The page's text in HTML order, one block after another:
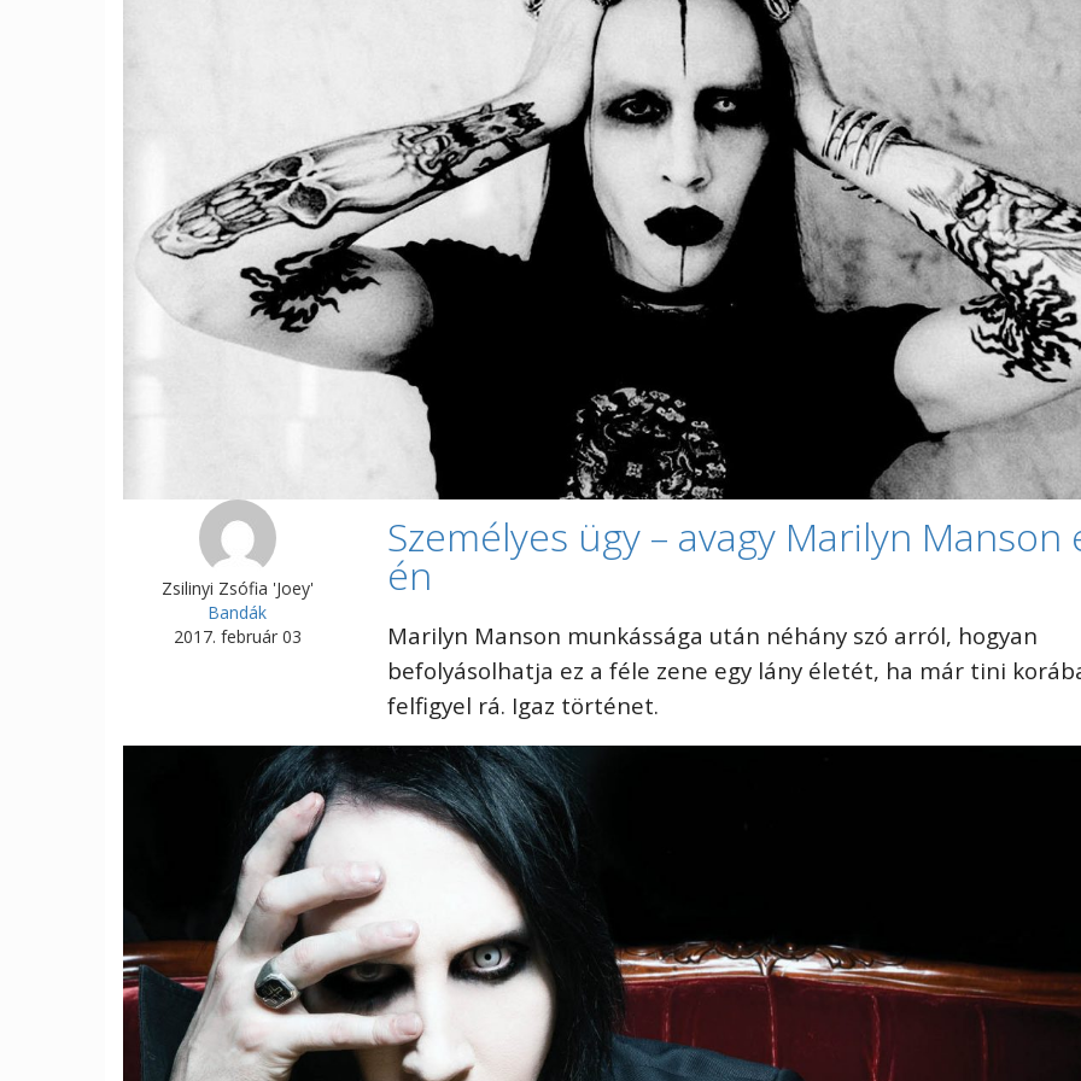
Zsilinyi Zsófia 'Joey'
Bandák
2017. február 03
Személyes ügy – avagy Marilyn Manson
én
Marilyn Manson munkássága után néhány szó arról, hogyan
befolyásolhatja ez a féle zene egy lány életét, ha már tini
felfigyel rá. Igaz történet.